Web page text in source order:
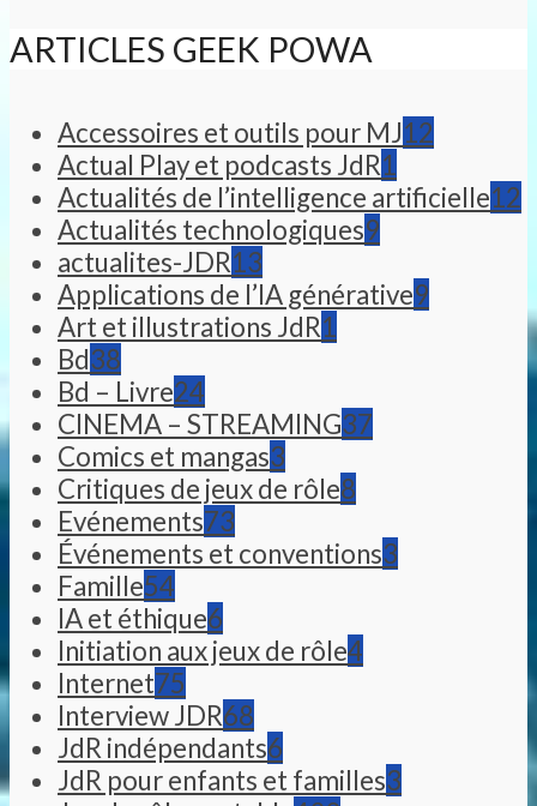
ARTICLES GEEK POWA
Accessoires et outils pour MJ12
Actual Play et podcasts JdR1
Actualités de l’intelligence artificielle12
Actualités technologiques9
actualites-JDR13
Applications de l’IA générative9
Art et illustrations JdR1
Bd38
Bd – Livre24
CINEMA – STREAMING37
Comics et mangas3
Critiques de jeux de rôle8
Evénements73
Événements et conventions3
Famille54
IA et éthique6
Initiation aux jeux de rôle4
Internet75
Interview JDR68
JdR indépendants6
JdR pour enfants et familles3